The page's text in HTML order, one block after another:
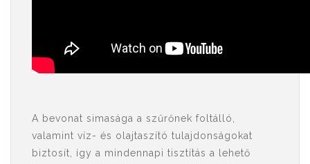
A bevonat simasága a szűrőnek foltálló,
valamint víz- és olajtaszító tulajdonságokat
biztosít, így a mindennapi tisztítás a lehető